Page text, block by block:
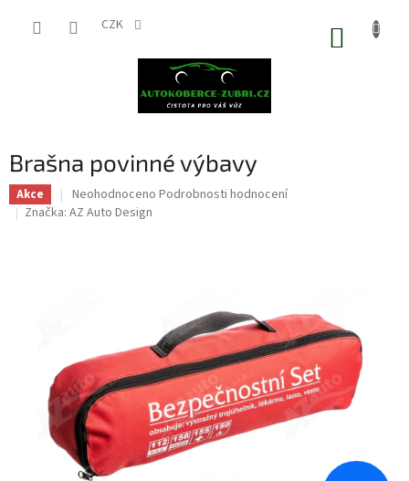
CZK
Brašna povinné výbavy
Akce
Průměrné
hodnocení
Neohodnoceno Podrobnosti hodnocení
Značka: AZ Auto Design